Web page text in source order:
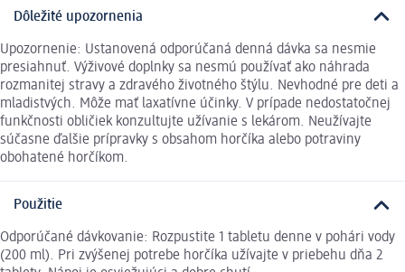
Dôležité upozornenia
Upozornenie: Ustanovená odporúčaná denná dávka sa nesmie
presiahnuť. Výživové doplnky sa nesmú používať ako náhrada
rozmanitej stravy a zdravého životného štýlu. Nevhodné pre deti a
mladistvých. Môže mať laxatívne účinky. V prípade nedostatočnej
funkčnosti obličiek konzultujte užívanie s lekárom. Neužívajte
súčasne ďalšie prípravky s obsahom horčíka alebo potraviny
obohatené horčíkom.
Použitie
Odporúčané dávkovanie: Rozpustite 1 tabletu denne v pohári vody
(200 ml). Pri zvýšenej potrebe horčíka užívajte v priebehu dňa 2